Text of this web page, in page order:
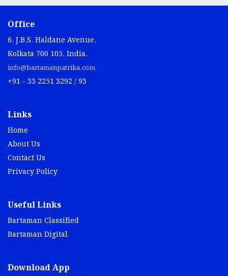
Office
6, J.B.S. Haldane Avenue,
Kolkata 700 105, India.
info@bartamanpatrika.com
+91 - 33 2251 3292 / 93
Links
Home
About Us
Contact Us
Privacy Policy
Useful Links
Bartaman Classified
Bartaman Digital
Download App